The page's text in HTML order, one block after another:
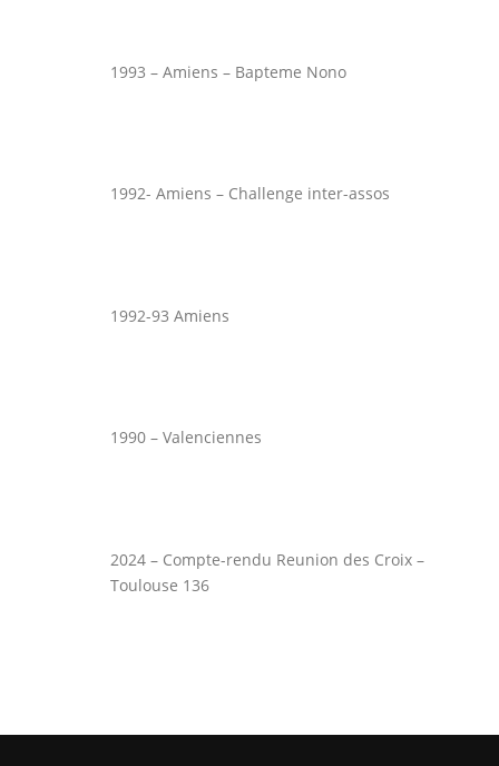
1993 – Amiens – Bapteme Nono
1992- Amiens – Challenge inter-assos
1992-93 Amiens
1990 – Valenciennes
2024 – Compte-rendu Reunion des Croix –
Toulouse 136